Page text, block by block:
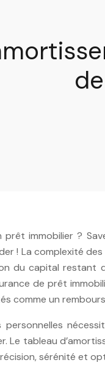
prêt immobilier ?
! La complexité
du capital
de prêt
comme un
Le tableau
sérénité et